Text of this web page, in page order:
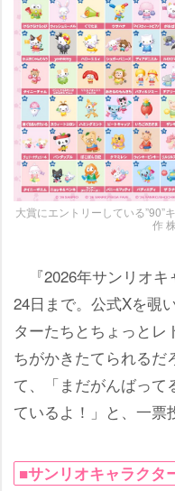
大賞にエントリーしている
作
『2026年サンリオキ
24日まで。公式Xを覗
ターたちとちょっと
ちがかきたてられるだ
て、「まだがんばって
ているよ！」と、一票
■サンリオキャラクタ